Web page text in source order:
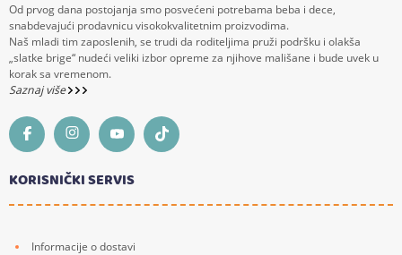
Od prvog dana postojanja smo posvećeni potrebama beba i dece,
snabdevajući prodavnicu visokokvalitetnim proizvodima.
Naš mladi tim zaposlenih, se trudi da roditeljima pruži podršku i olakša
„slatke brige“ nudeći veliki izbor opreme za njihove mališane i bude uvek u
korak sa vremenom.
Saznaj više
KORISNIČKI SERVIS
Informacije o dostavi